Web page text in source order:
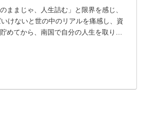
ままじゃ、人生詰む」と限界を感じ、
けないと世の中のリアルを痛感し、資
めてから、南国で自分の人生を取り戻